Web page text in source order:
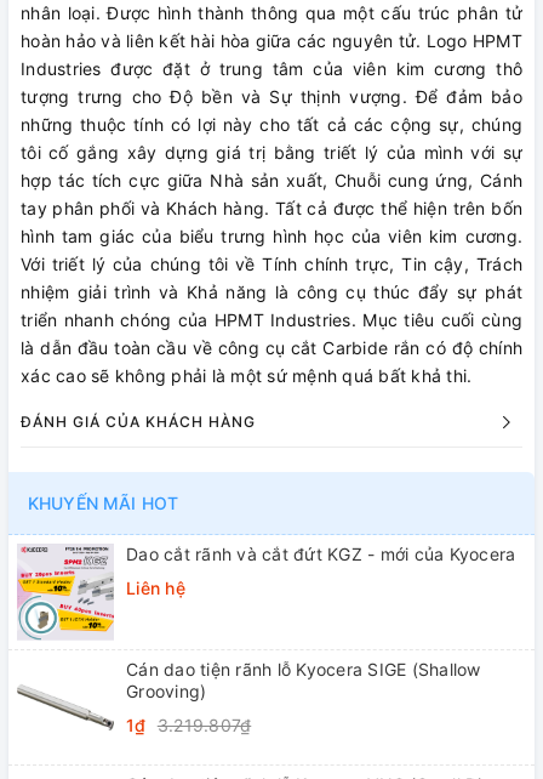
nhân loại. Được hình thành thông qua một cấu trúc phân tử
hoàn hảo và liên kết hài hòa giữa các nguyên tử. Logo HPMT
Industries được đặt ở trung tâm của viên kim cương thô
tượng trưng cho Độ bền và Sự thịnh vượng. Để đảm bảo
những thuộc tính có lợi này cho tất cả các cộng sự, chúng
tôi cố gắng xây dựng giá trị bằng triết lý của mình với sự
hợp tác tích cực giữa Nhà sản xuất, Chuỗi cung ứng, Cánh
tay phân phối và Khách hàng. Tất cả được thể hiện trên bốn
hình tam giác của biểu trưng hình học của viên kim cương.
Với triết lý của chúng tôi về Tính chính trực, Tin cậy, Trách
nhiệm giải trình và Khả năng là công cụ thúc đẩy sự phát
triển nhanh chóng của HPMT Industries. Mục tiêu cuối cùng
là dẫn đầu toàn cầu về công cụ cắt Carbide rắn có độ chính
xác cao sẽ không phải là một sứ mệnh quá bất khả thi.
ĐÁNH GIÁ CỦA KHÁCH HÀNG
KHUYẾN MÃI HOT
Dao cắt rãnh và cắt đứt KGZ - mới của Kyocera
Liên hệ
Cán dao tiện rãnh lỗ Kyocera SIGE (Shallow
Grooving)
1₫ 3.219.807₫